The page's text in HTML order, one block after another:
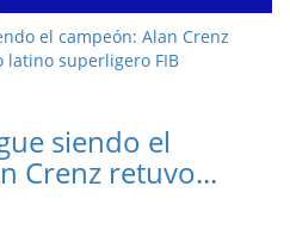
siendo el
Crenz retuvo...